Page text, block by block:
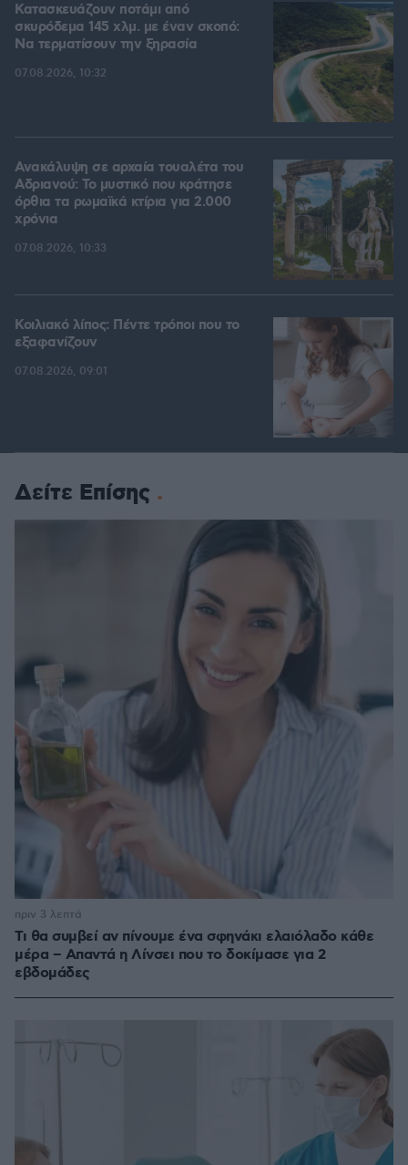
Κατασκευάζουν ποτάμι από
σκυρόδεμα 145 χλμ. με έναν σκοπό:
Να τερματίσουν την ξηρασία
07.08.2026, 10:32
Ανακάλυψη σε αρχαία τουαλέτα του
Αδριανού: Το μυστικό που κράτησε
όρθια τα ρωμαϊκά κτίρια για 2.000
χρόνια
07.08.2026, 10:33
Κοιλιακό λίπος: Πέντε τρόποι που το
εξαφανίζουν
07.08.2026, 09:01
Δείτε Επίσης
Τι θα συμβεί αν πίνουμε ένα σφηνάκι ελαιόλαδο κάθε
μέρα – Απαντά η Λίνσει που το δοκίμασε για 2
εβδομάδες
πριν 3 λεπτά